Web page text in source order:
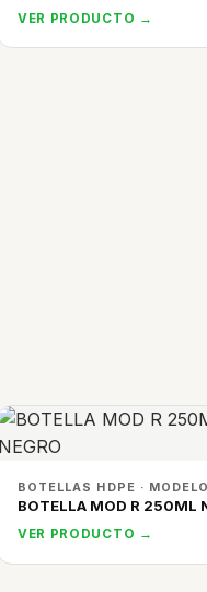
VER PRODUCTO →
BOTELLAS HDPE ·
BOTELLA MOD R 250ML
VER PRODUCTO →